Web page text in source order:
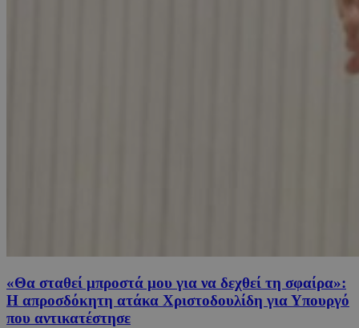
«Θα σταθεί μπροστά μου για να δεχθεί τη σφαίρα»:
Η απροσδόκητη ατάκα Χριστοδουλίδη για Υπουργό
που αντικατέστησε